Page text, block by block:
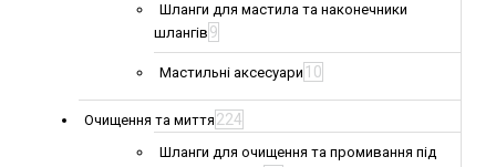
Шланги для мастила та наконечники
шлангів 9
Мастильні аксесуари 10
Очищення та миття 224
Шланги для очищення та промивання під